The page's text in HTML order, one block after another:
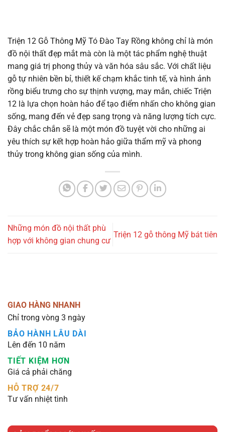
Triện 12 Gỗ Thông Mỹ Tó Đào Tay Rồng không chỉ là món
đồ nội thất đẹp mắt mà còn là một tác phẩm nghệ thuật
mang giá trị phong thủy và văn hóa sâu sắc. Với chất liệu
gỗ tự nhiên bền bỉ, thiết kế chạm khắc tinh tế, và hình ảnh
rồng biểu trưng cho sự thịnh vượng, may mắn, chiếc Triện
12 là lựa chọn hoàn hảo để tạo điểm nhấn cho không gian
sống, mang đến vẻ đẹp sang trọng và năng lượng tích cực.
Đây chắc chắn sẽ là một món đồ tuyệt vời cho những ai
yêu thích sự kết hợp hoàn hảo giữa thẩm mỹ và phong
thủy trong không gian sống của mình.
Những món đồ nội thất phù
hợp với không gian chung cư
Triện 12 gỗ thông Mỹ bát tiên
GIAO HÀNG NHANH
Chỉ trong vòng 3 ngày
BẢO HÀNH LÂU DÀI
Lên đến 10 năm
TIẾT KIỆM HƠN
Giá cả phải chăng
HỖ TRỢ 24/7
Tư vấn nhiệt tình